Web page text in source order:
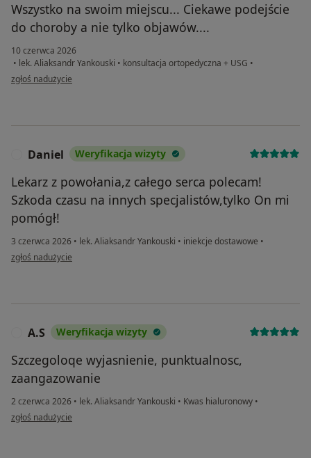
Wszystko na swoim miejscu... Ciekawe podejście
do choroby a nie tylko objawów....
10 czerwca 2026
• lek. Aliaksandr Yankouski • konsultacja ortopedyczna + USG •
w opinii użytkownika Tadeusz
zgłoś nadużycie
Daniel Weryfikacja wizyty
Lekarz z powołania,z całego serca polecam!
Szkoda czasu na innych specjalistów,tylko On mi
pomógł!
3 czerwca 2026 • lek. Aliaksandr Yankouski • iniekcje dostawowe •
w opinii użytkownika Daniel
zgłoś nadużycie
A.S Weryfikacja wizyty
Szczegoloqe wyjasnienie, punktualnosc,
zaangazowanie
2 czerwca 2026 • lek. Aliaksandr Yankouski • Kwas hialuronowy •
w opinii użytkownika A.S
zgłoś nadużycie